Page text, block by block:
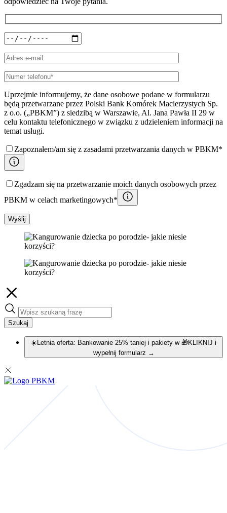
Uprzejmie informujemy, że dane osobowe podane w formularzu
będą przetwarzane przez Polski Bank Komórek Macierzystych Sp.
z o.o. („PBKM”) z siedzibą w Warszawie, Al. Jana Pawła II 29 w
celu kontaktu telefonicznego w związku z udzieleniem informacji na
temat usługi.
Zapoznałem/am się z zasadami przetwarzania danych w PBKM*
Zgadzam się na przetwarzanie moich danych osobowych przez
PBKM w celach marketingowych*
Wyślij
Szukaj
☀️Letnia oferta: Bankowanie 25% taniej i pakiety w 🎁KLIKNIJ i
wypełnij formularz →